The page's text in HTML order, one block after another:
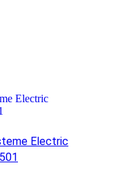
Electric